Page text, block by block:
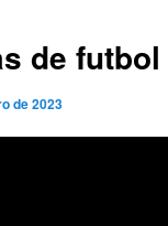
de
de 2023